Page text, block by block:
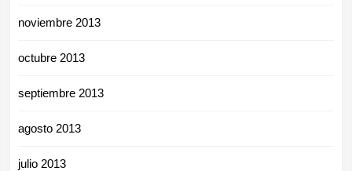
noviembre 2013
octubre 2013
septiembre 2013
agosto 2013
julio 2013